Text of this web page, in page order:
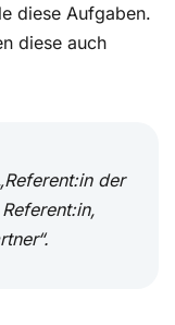
diese Aufgaben.
diese auch
der